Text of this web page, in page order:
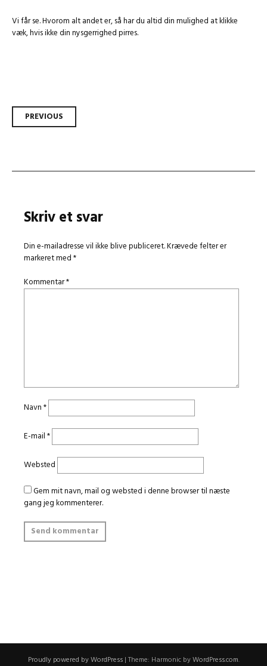
Vi får se. Hvorom alt andet er, så har du altid din mulighed at klikke
væk, hvis ikke din nysgerrighed pirres.
Post
PREVIOUS
Skriv et svar
Din e-mailadresse vil ikke blive publiceret.Krævede felter er
markeret med*
Kommentar*
Navn*
E-mail*
Websted
Gem mit navn, mail og websted i denne browser til næste
gang jeg kommenterer.
Proudly powered by WordPress | Theme: Harmonic byWordPress.com.